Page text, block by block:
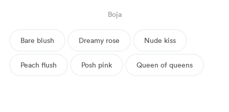
Boja
Bare blush Dreamy rose Nude kiss
Peach flush Posh pink Queen of queens